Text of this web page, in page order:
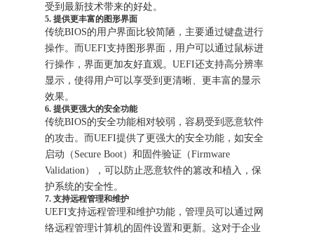
受到最新技术带来的好处。
5. 提供更丰富的图形界面
传统BIOS的用户界面比较简陋，主要通过键盘进行
操作。而UEFI支持图形界面，用户可以通过鼠标进
行操作，界面更加友好直观。UEFI还支持高分辨率
显示，使得用户可以享受到更清晰、更丰富的显示
效果。
6. 提供更强大的安全功能
传统BIOS的安全功能相对较弱，容易受到恶意软件
的攻击。而UEFI提供了更强大的安全功能，如安全
启动（Secure Boot）和固件验证（Firmware
Validation），可以防止恶意软件的篡改和植入，保
护系统的安全性。
7. 支持远程管理和维护
UEFI支持远程管理和维护功能，管理员可以通过网
络远程管理计算机的固件设置和更新。这对于企业